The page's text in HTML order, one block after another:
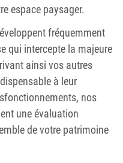
espace paysager.
fréquemment
qui intercepte la majeure
ainsi vos autres
à leur
nos
une évaluation
de votre patrimoine